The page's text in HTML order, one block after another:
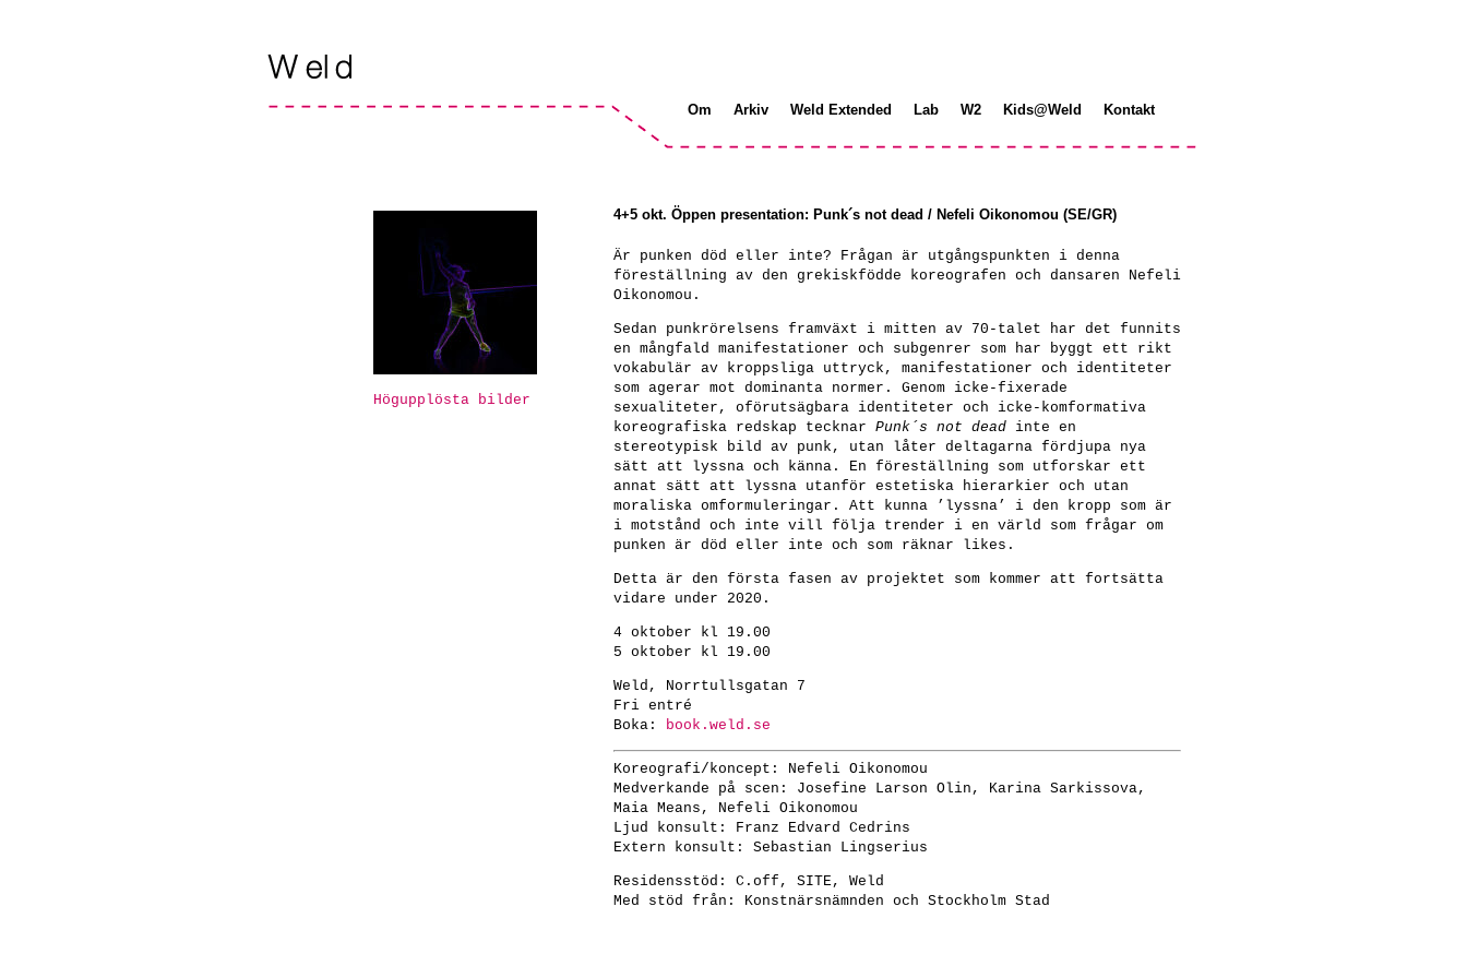
Om Arkiv Weld Extended Lab W2 Kids@Weld Kontakt
Högupplösta bilder
4+5 okt. Öppen presentation: Punk´s not dead / Nefeli Oikonomou (SE/GR)
Är punken död eller inte? Frågan är utgångspunkten i denna
föreställning av den grekiskfödde koreografen och dansaren Nefeli
Oikonomou.
Sedan punkrörelsens framväxt i mitten av 70-talet har det funnits
en mångfald manifestationer och subgenrer som har byggt ett rikt
vokabulär av kroppsliga uttryck, manifestationer och identiteter
som agerar mot dominanta normer. Genom icke-fixerade
sexualiteter, oförutsägbara identiteter och icke-komformativa
koreografiska redskap tecknar Punk´s not dead inte en
stereotypisk bild av punk, utan låter deltagarna fördjupa nya
sätt att lyssna och känna. En föreställning som utforskar ett
annat sätt att lyssna utanför estetiska hierarkier och utan
moraliska omformuleringar. Att kunna ’lyssna’ i den kropp som är
i motstånd och inte vill följa trender i en värld som frågar om
punken är död eller inte och som räknar likes.
Detta är den första fasen av projektet som kommer att fortsätta
vidare under 2020.
4 oktober kl 19.00
5 oktober kl 19.00
Weld, Norrtullsgatan 7
Fri entré
Boka: book.weld.se
Koreografi/koncept: Nefeli Oikonomou
Medverkande på scen: Josefine Larson Olin, Karina Sarkissova,
Maia Means, Nefeli Oikonomou
Ljud konsult: Franz Edvard Cedrins
Extern konsult: Sebastian Lingserius
Residensstöd: C.off, SITE, Weld
Med stöd från: Konstnärsnämnden och Stockholm Stad